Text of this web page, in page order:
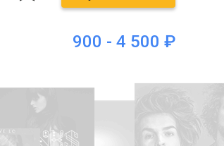
900 - 4 500 ₽